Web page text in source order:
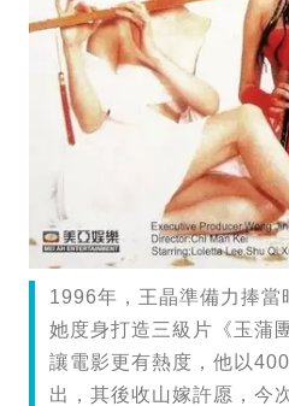
1996年，王晶準備力捧當
她度身打造三級片《玉蒲
讓電影更有熱度，他以
出，其後收山嫁許愿，今